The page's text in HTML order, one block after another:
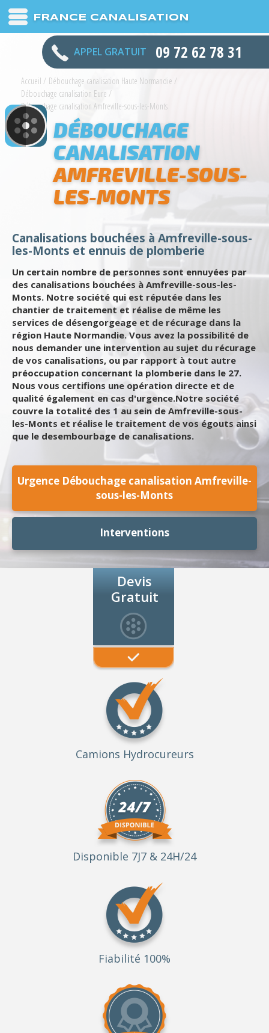
FRANCE CANALISATION
APPEL GRATUIT 09 72 62 78 31
Accueil / Débouchage canalisation Haute Normandie /
Débouchage canalisation Eure /
Débouchage canalisation Amfreville-sous-les-Monts
DÉBOUCHAGE
CANALISATION
AMFREVILLE-SOUS-
LES-MONTS
Canalisations bouchées à Amfreville-sous-
les-Monts et ennuis de plomberie
Un certain nombre de personnes sont ennuyées par
des canalisations bouchées à Amfreville-sous-les-
Monts. Notre société qui est réputée dans les
chantier de traitement et réalise de même les
services de désengorgeage et de récurage dans la
région Haute Normandie. Vous avez la possibilité de
nous demander une intervention au sujet du récurage
de vos canalisations, ou par rapport à tout autre
préoccupation concernant la plomberie dans le 27.
Nous vous certifions une opération directe et de
qualité également en cas d'urgence.Notre société
couvre la totalité des 1 au sein de Amfreville-sous-
les-Monts et réalise le traitement de vos égouts ainsi
que le desembourbage de canalisations.
Urgence Débouchage canalisation Amfreville-
sous-les-Monts
Interventions
Devis
Gratuit
Camions Hydrocureurs
Disponible 7J7 & 24H/24
Fiabilité 100%